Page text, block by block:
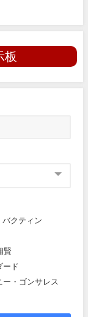
板
バクティン
賢
ード
ー・ゴンサレス